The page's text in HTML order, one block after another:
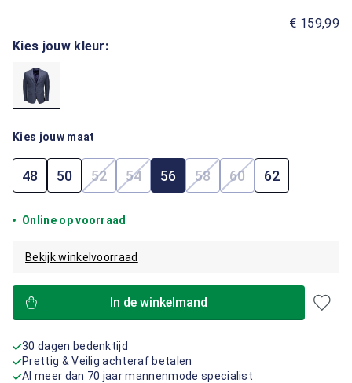
€ 159,99
Kies jouw kleur:
Kies jouw maat
48 50 52(Deze optie is momenteel niet beschikbaar.)
54(Deze optie is momenteel niet
56 58(Deze optie is momenteel
60(Deze optie is
62
Online op voorraad
Bekijk winkelvoorraad
In de winkelmand
30 dagen bedenktijd
Prettig & Veilig achteraf betalen
Al meer dan 70 jaar mannenmode specialist